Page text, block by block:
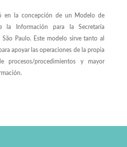
en la concepción de un Modelo de
la Información para la Secretaría
São Paulo. Este modelo sirve tanto al
apoyar las operaciones de la propia
procesos/procedimientos y mayor